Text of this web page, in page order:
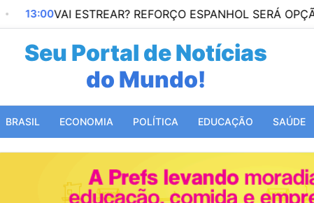
ESTREAR? REFORÇO ESPANHOL SERÁ OPÇÃO PELA
Seu Portal de Notícias
da Bahia!
do Mundo!
BRASIL ECONOMIA POLÍTICA EDUCAÇÃO SAÚDE